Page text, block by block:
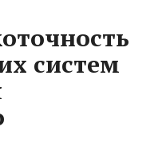
систем